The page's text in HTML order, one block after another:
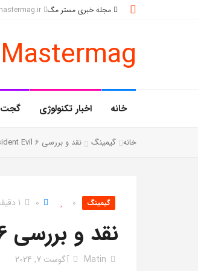
مجله خبری مستر مگ
Mastermag
خانه اخبار تکنولوژی گجت
خانه گیمینگ نقد و بررسی Resident Evil 6
گیمینگ 0
0 1 دقیقه خواندن
نقد و بررسی Resident Evil 6
Matin آگوست 7, 2024